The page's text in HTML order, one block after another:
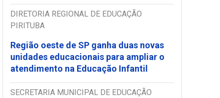
DIRETORIA REGIONAL DE EDUCAÇÃO
PIRITUBA
Região oeste de SP ganha duas novas
unidades educacionais para ampliar o
atendimento na Educação Infantil
SECRETARIA MUNICIPAL DE EDUCAÇÃO